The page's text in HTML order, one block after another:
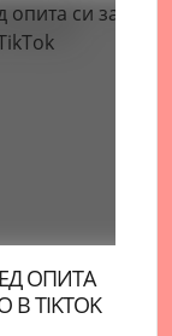
ОПИТА
TIKTOK